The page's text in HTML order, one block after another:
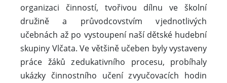
organizaci činností, tvořivou dílnu ve školní
družině a průvodcovstvím v jednotlivých
učebnách až po vystoupení naší dětské hudební
skupiny Vlčata. Ve většině učeben byly vystaveny
práce žáků z edukativního procesu, probíhaly
ukázky činnostního učení z vyučovacích hodin